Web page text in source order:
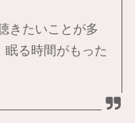
きたいことが多
眠る時間がもった